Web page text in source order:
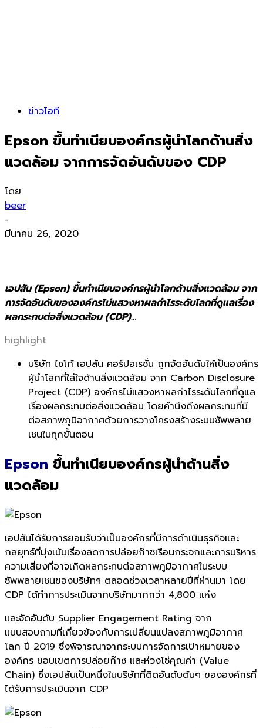
ข่าวไอที
Epson ขึ้นทำเนียบองค์กรผู้นำโลกด้านสิ่ง
แวดล้อม จากการจัดอันดับของ CDP
โดย
beer
-
มีนาคม 26, 2020
เอปสัน (Epson) ขึ้นทำเนียบองค์กรผู้นำโลกด้านสิ่งแวดล้อม จาก
การจัดอันดับขององค์กรไม่แสวงหาผลกำไรระดับโลกที่ดูแลเรื่อง
ผลกระทบต่อสิ่งแวดล้อม (CDP)…
highlight
บริษัท ไซโก้ เอปสัน คอร์ปอเรชั่น ถูกจัดอันดับให้เป็นองค์กร
ผู้นำโลกที่ใส่ใจด้านสิ่งแวดล้อม จาก Carbon Disclosure
Project (CDP) องค์กรไม่แสวงหาผลกำไรระดับโลกที่ดูแล
เรื่องผลกระทบต่อสิ่งแวดล้อม โดยคำนึงถึงผลกระทบที่มี
ต่อสภาพภูมิอากาศด้วยการวางโครงสร้างระบบซัพพลาย
เชนในทุกขั้นตอน
Epson ขึ้นทำเนียบองค์กรผู้นำด้านสิ่ง
แวดล้อม
เอปสันได้รับการยอมรับว่าเป็นองค์กรที่มีการดำเนินธุรกิจและ
กลยุทธ์ที่มุ่งเน้นเรื่องลดการปล่อยก๊าซเรือนกระจกและการบริหาร
ความเสี่ยงที่อาจเกิดผลกระทบต่อสภาพภูมิอากาศในระบบ
ซัพพลายเชนของบริษัทฯ ตลอดช่วงเวลาหลายปีที่ผ่านมา โดย
CDP ได้ทำการประเมินจากบริษัทมากกว่า 4,800 แห่ง
และจัดอันดับ Supplier Engagement Rating จาก
แบบสอบถามที่เกี่ยวข้องกับการเปลี่ยนแปลงสภาพภูมิอากาศ
โลก ปี 2019 ซึ่งพิจารณาจากระบบการจัดการเป้าหมายของ
องค์กร ขอบเขตการปล่อยก๊าซ และห่วงโซ่คุณค่า (Value
Chain) ซึ่งเอปสันเป็นหนึ่งในบริษัทที่ติดอันดับต้นๆ ขององค์กรที่
ได้รับการประเมินจาก CDP